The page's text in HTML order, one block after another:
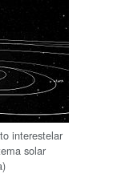
interestelar
solar